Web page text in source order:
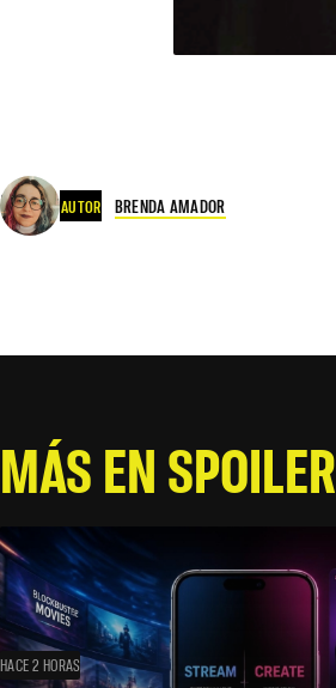
AUTOR BRENDA AMADOR
MÁS EN SPOILER
HACE 2 HORAS